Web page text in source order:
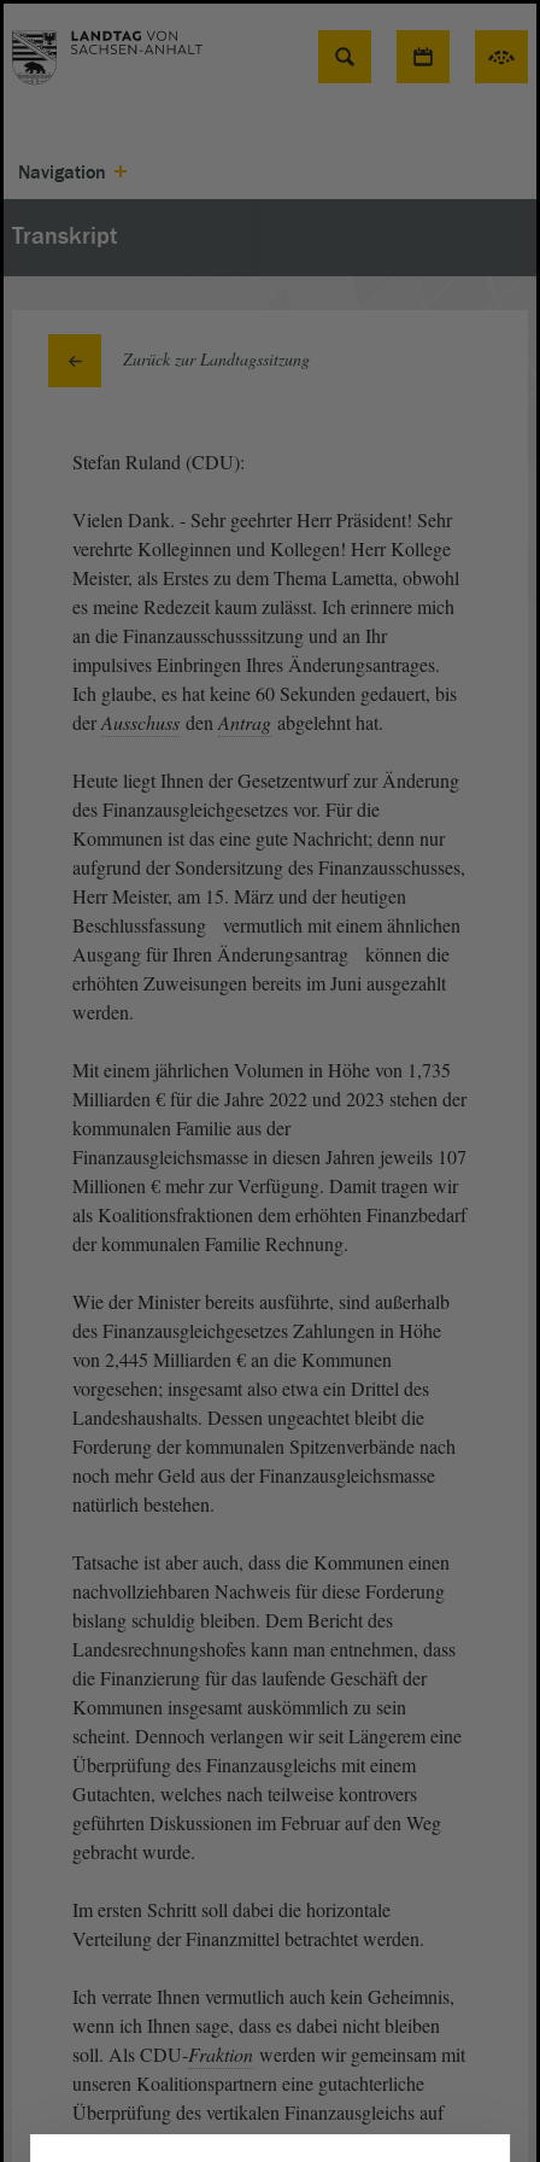
Suche
Navigation
Transkript
Zurück zur Landtagssitzung
Stefan Ruland (CDU):
Vielen Dank. - Sehr geehrter Herr Präsident! Sehr
verehrte Kolleginnen und Kollegen! Herr Kollege
Meister, als Erstes zu dem Thema Lametta, obwohl
es meine Redezeit kaum zulässt. Ich erinnere mich
an die Finanzausschusssitzung und an Ihr
impulsives Einbringen Ihres Änderungsantrages.
Ich glaube, es hat keine 60 Sekunden gedauert, bis
derAusschuss den Antrag abgelehnt hat.
Heute liegt Ihnen der Gesetzentwurf zur Änderung
des Finanzausgleichgesetzes vor. Für die
Kommunen ist das eine gute Nachricht; denn nur
aufgrund der Sondersitzung des Finanzausschusses,
Herr Meister, am 15. März und der heutigen
Beschlussfassung vermutlich mit einem ähnlichen
Ausgang für Ihren Änderungsantrag können die
erhöhten Zuweisungen bereits im Juni ausgezahlt
werden.
Mit einem jährlichen Volumen in Höhe von 1,735
Milliarden € für die Jahre 2022 und 2023 stehen der
kommunalen Familie aus der
Finanzausgleichsmasse in diesen Jahren jeweils 107
Millionen € mehr zur Verfügung. Damit tragen wir
als Koalitionsfraktionen dem erhöhten Finanzbedarf
der kommunalen Familie Rechnung.
Wie der Minister bereits ausführte, sind außerhalb
des Finanzausgleichgesetzes Zahlungen in Höhe
von 2,445 Milliarden € an die Kommunen
vorgesehen; insgesamt also etwa ein Drittel des
Landeshaushalts. Dessen ungeachtet bleibt die
Forderung der kommunalen Spitzenverbände nach
noch mehr Geld aus der Finanzausgleichsmasse
natürlich bestehen.
Tatsache ist aber auch, dass die Kommunen einen
nachvollziehbaren Nachweis für diese Forderung
bislang schuldig bleiben. Dem Bericht des
Landesrechnungshofes kann man entnehmen, dass
die Finanzierung für das laufende Geschäft der
Kommunen insgesamt auskömmlich zu sein
scheint. Dennoch verlangen wir seit Längerem eine
Überprüfung des Finanzausgleichs mit einem
Gutachten, welches nach teilweise kontrovers
geführten Diskussionen im Februar auf den Weg
gebracht wurde.
Im ersten Schritt soll dabei die horizontale
Verteilung der Finanzmittel betrachtet werden.
Ich verrate Ihnen vermutlich auch kein Geheimnis,
wenn ich Ihnen sage, dass es dabei nicht bleiben
soll. Als CDU-Fraktion werden wir gemeinsam mit
unseren Koalitionspartnern eine gutachterliche
Überprüfung des vertikalen Finanzausgleichs auf
den Weg bringen, sobald die dafür nötigen